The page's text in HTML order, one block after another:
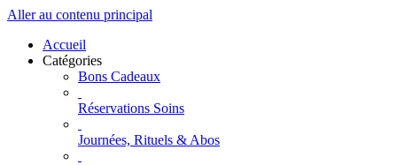
Aller au contenu principal
Accueil
Catégories
Bons Cadeaux
Réservations Soins
Journées, Rituels & Abos